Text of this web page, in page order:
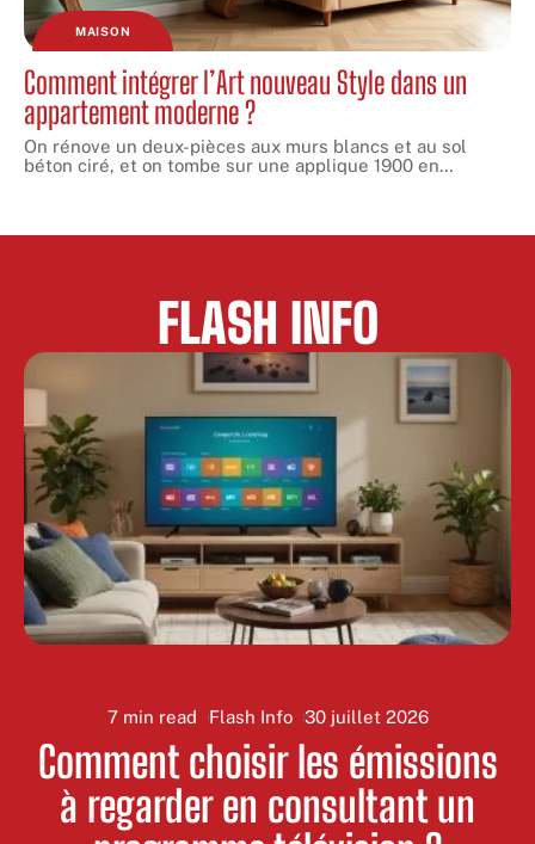
MAISON
Comment intégrer l’Art nouveau Style dans un
appartement moderne ?
On rénove un deux-pièces aux murs blancs et au sol
béton ciré, et on tombe sur une applique 1900 en…
FLASH INFO
7 min read Flash Info 30 juillet 2026
Comment choisir les émissions
à regarder en consultant un